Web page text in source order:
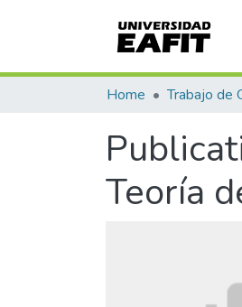
Home Trabajo de
Teoría